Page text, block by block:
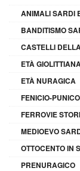
ANIMALI SARDI
BANDITISMO
CASTELLI
ETÀ
ETÀ NURAGICA
FENICIO-PUNICO
FERROVIE
MEDIOEVO
OTTOCENTO IN
PRENURAGICO